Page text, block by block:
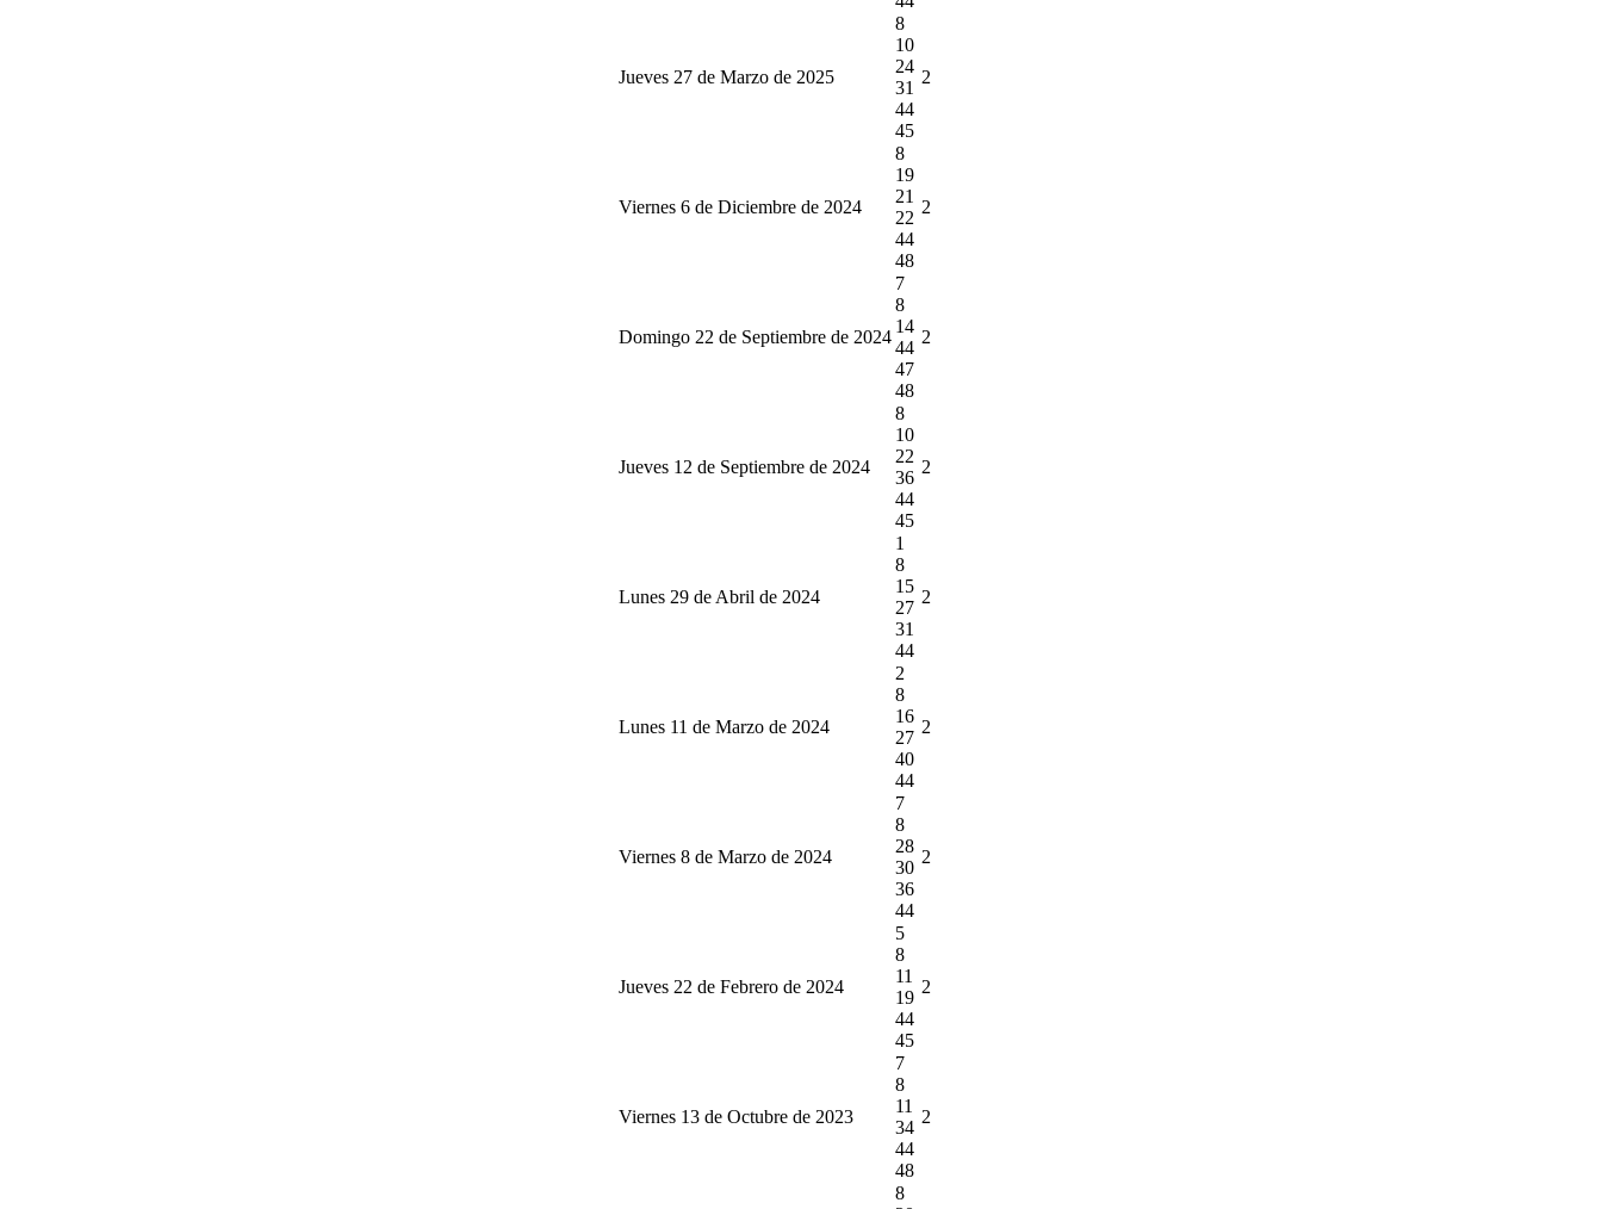
Jueves 27 de Marzo de 2025
8
10
24
31
44
45
2
Viernes 6 de Diciembre de 2024
8
19
21
22
44
48
2
Domingo 22 de Septiembre de 2024
7
8
14
44
47
48
2
Jueves 12 de Septiembre de 2024
8
10
22
36
44
45
2
Lunes 29 de Abril de 2024
1
8
15
27
31
44
2
Lunes 11 de Marzo de 2024
2
8
16
27
40
44
2
Viernes 8 de Marzo de 2024
7
8
28
30
36
44
2
Jueves 22 de Febrero de 2024
5
8
11
19
44
45
2
Viernes 13 de Octubre de 2023
7
8
11
34
44
48
2
8